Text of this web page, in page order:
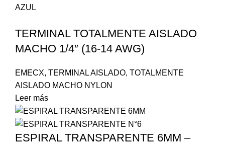
TERMINAL TOTALMENTE AISLADO
MACHO 1/4″ (16-14 AWG)
EMECX, TERMINAL AISLADO, TOTALMENTE
AISLADO MACHO NYLON
Leer más
ESPIRAL TRANSPARENTE 6MM –